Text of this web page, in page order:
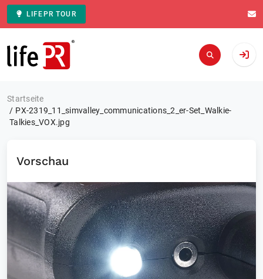
LIFEPR TOUR
Zur Startseite
Startseite
PX-2319_11_simvalley_communications_2_er-Set_Walkie-
Talkies_VOX.jpg
Vorschau